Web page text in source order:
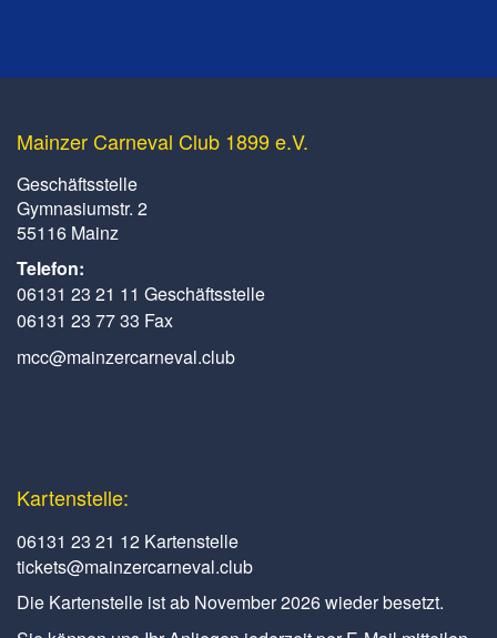
Mainzer Carneval Club 1899 e.V.
Geschäftsstelle
Gymnasiumstr. 2
55116 Mainz
Telefon:
06131 23 21 11 Geschäftsstelle
06131 23 77 33 Fax
mcc@mainzercarneval.club
Kartenstelle:
06131 23 21 12 Kartenstelle
tickets@mainzercarneval.club
Die Kartenstelle ist ab November 2026 wieder besetzt.